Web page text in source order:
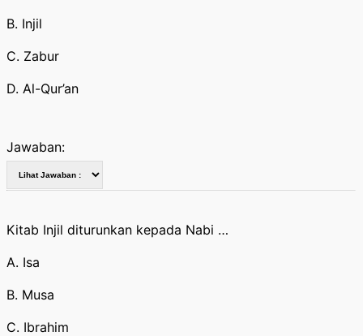
B. Injil
C. Zabur
D. Al-Qur’an
Jawaban:
Kitab Injil diturunkan kepada Nabi …
A. Isa
B. Musa
C. Ibrahim